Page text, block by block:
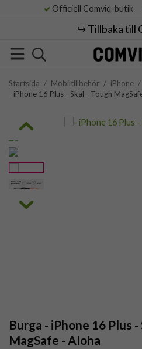
Officiell Comviq-butik
↪️ Tillbaka till
Startsida / Mobiltillbehör / iPhone /
- iPhone 16 Plus - Skal - Tough
Burga - iPhone 16 Plus -
MagSafe - Aloha